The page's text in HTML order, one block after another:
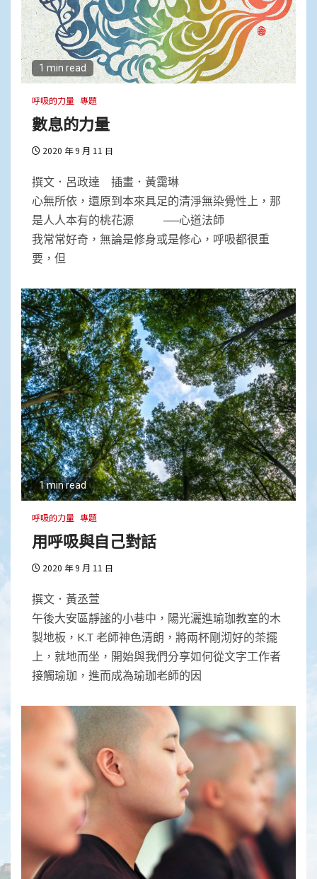
1 min read
呼吸的力量 專題
數息的力量
2020 年 9 月 11 日
撰文．呂政達 插畫．黃靄琳
心無所依，還原到本來具足的清淨無染覺性上，那
是人人本有的桃花源 ──心道法師
我常常好奇，無論是修身或是修心，呼吸都很重
要，但
1 min read
呼吸的力量 專題
用呼吸與自己對話
2020 年 9 月 11 日
撰文．黃丞萱
午後大安區靜謐的小巷中，陽光灑進瑜珈教室的木
製地板，K.T 老師神色清朗，將兩杯剛沏好的茶擺
上，就地而坐，開始與我們分享如何從文字工作者
接觸瑜珈，進而成為瑜珈老師的因